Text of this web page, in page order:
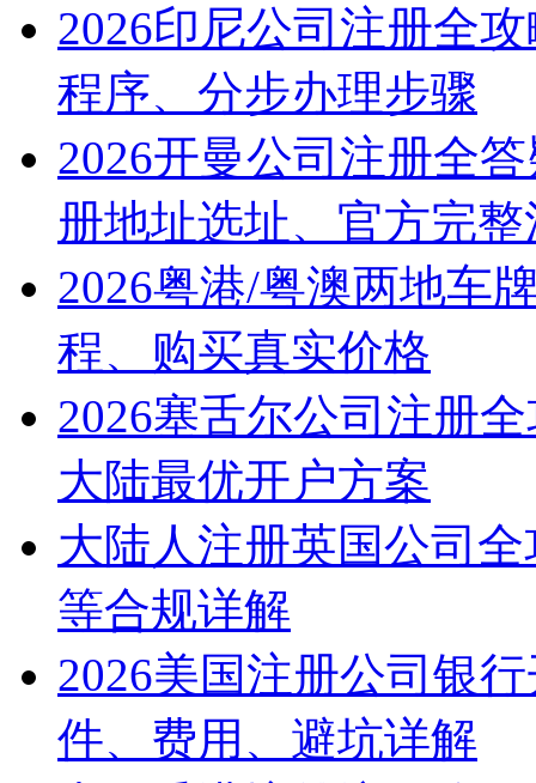
2026印尼公司注册全
程序、分步办理步骤
2026开曼公司注册全
册地址选址、官方完
2026粤港/粤澳两地车
程、购买真实价格
2026塞舌尔公司注册
大陆最优开户方案
大陆人注册英国公司
等合规详解
2026美国注册公司银
件、费用、避坑详解